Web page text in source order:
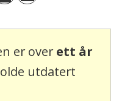
er over ett år
utdatert